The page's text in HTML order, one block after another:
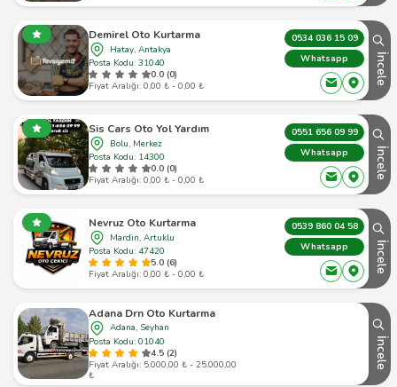
Demirel Oto Kurtarma
Hatay, Antakya
Posta Kodu: 31040
0.0 (0)
Fiyat Aralığı: 0,00 ₺ - 0,00 ₺
0534 036 15 09
Whatsapp
İncele
Sis Cars Oto Yol Yardım
Bolu, Merkez
Posta Kodu: 14300
0.0 (0)
Fiyat Aralığı: 0,00 ₺ - 0,00 ₺
0551 656 09 99
Whatsapp
İncele
Nevruz Oto Kurtarma
Mardin, Artuklu
Posta Kodu: 47420
5.0 (6)
Fiyat Aralığı: 0,00 ₺ - 0,00 ₺
0539 860 04 58
Whatsapp
İncele
Adana Drn Oto Kurtarma
Adana, Seyhan
Posta Kodu: 01040
4.5 (2)
Fiyat Aralığı: 5.000,00 ₺ - 25.000,00
₺
İncele